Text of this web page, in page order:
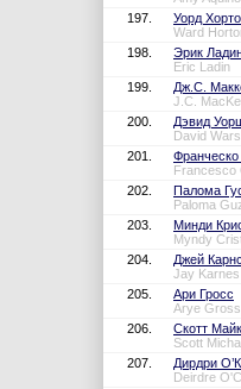
197.
Уорд
Ward
198.
Эрик
Eric Ladin
199.
Дж.С.
J.C.
200.
Дэвид
David
201.
Франческо
Francesco
202.
Палома
Paloma
203.
Минди
Myndy
204.
Джей Карнс
Jay Karnes
205.
Ари Гросс
Arye Gross
206.
Скотт
Scott
207.
Дирдри
Deirdre